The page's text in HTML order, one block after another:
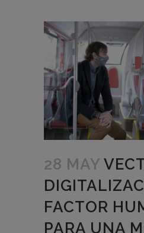
28 MAY
FACTOR
PARA UNA